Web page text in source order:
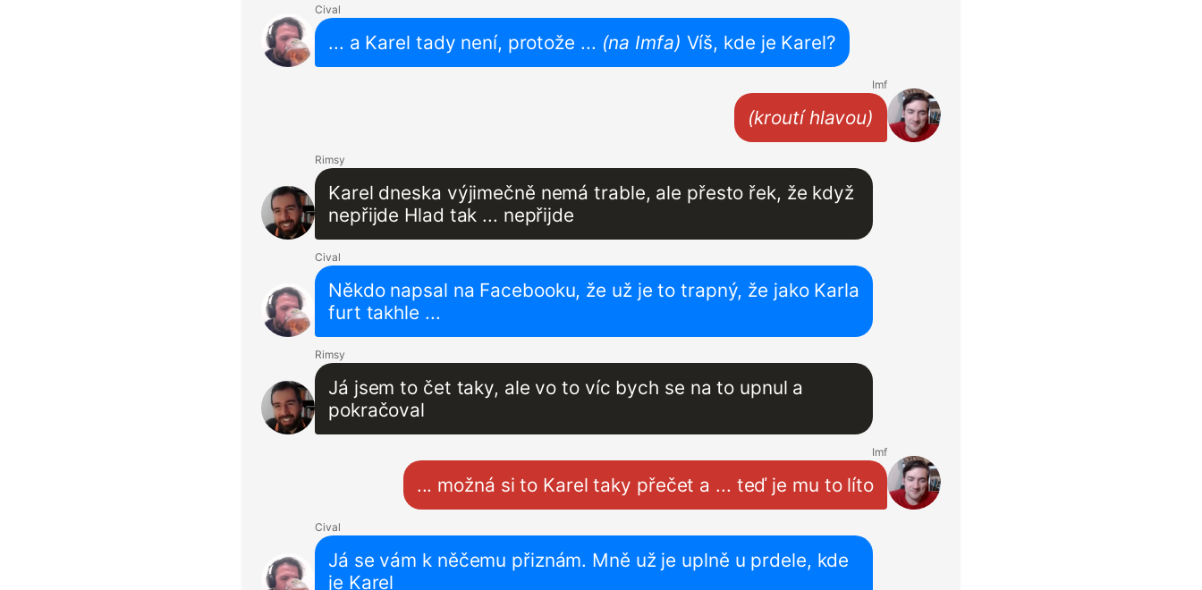
Cival
... a Karel tady není, protože ... (na Imfa) Víš, kde je Karel?
Imf
(kroutí hlavou)
Rimsy
Karel dneska výjimečně nemá trable, ale přesto řek, že když
nepřijde Hlad tak ... nepřijde
Cival
Někdo napsal na Facebooku, že už je to trapný, že jako Karla
furt takhle ...
Rimsy
Já jsem to čet taky, ale vo to víc bych se na to upnul a
pokračoval
Imf
... možná si to Karel taky přečet a ... teď je mu to líto
Cival
Já se vám k něčemu přiznám. Mně už je uplně u prdele, kde
je Karel